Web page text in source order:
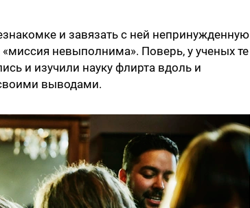
и завязать с ней непринужденную
невыполнима». Поверь, у ученых те
и изучили науку флирта вдоль и
выводами.